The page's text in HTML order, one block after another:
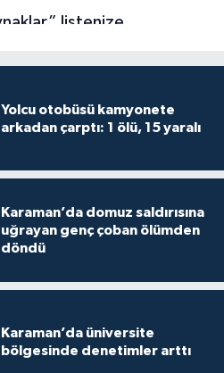
Yolcu otobüsü kamyonete
arkadan çarptı: 1 ölü, 15 yaralı
Karaman’da domuz saldırısına
uğrayan genç çoban ölümden
döndü
Karaman’da üniversite
bölgesinde denetimler arttı